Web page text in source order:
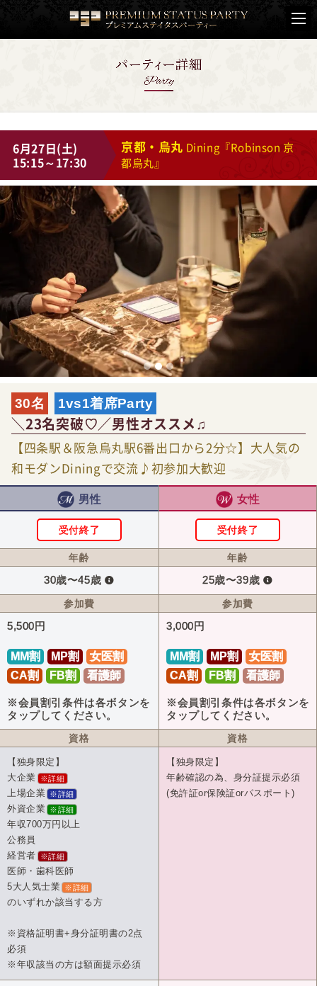
6月27日(土)
15:15～17:30
京都・烏丸 Dining『Robinson 京
都烏丸』
30名 1vs1着席Party
＼23名突破♡／男性オススメ♫
【四条駅＆阪急烏丸駅6番出口から2分☆】大人気の
和モダンDiningで交流♪初参加大歓迎
男性
受付終了
年齢
30歳〜45歳
参加費
5,500円
MM割 MP割
女医割
CA割
FB割 看護師
※会員割引条件は各ボタンを
タップしてください。
資格
【独身限定】
大企業
※詳細
上場企業 ※詳細
外資企業 ※詳細
年収700万円以上
公務員
経営者
※詳細
医師・歯科医師
5大人気士業
※詳細
のいずれか該当する方
※資格証明書+身分証明書の2点
必須
※年収該当の方は額面提示必須
女性
受付終了
年齢
25歳〜39歳
参加費
3,000円
MM割 MP割
女医割
CA割
FB割 看護師
※会員割引条件は各ボタンを
タップしてください。
資格
【独身限定】
年齢確認の為、身分証提示必須
(免許証or保険証orパスポート)